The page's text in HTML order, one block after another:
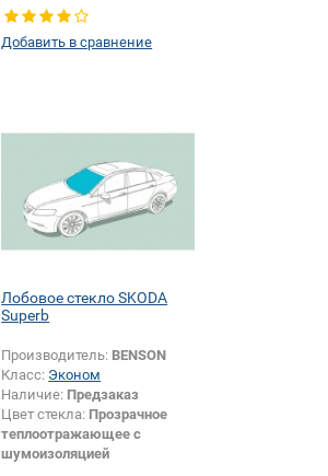
Тип кузова:Седан
Изменение датчика +
шелкографии:Да
Добавить в сравнение
Лобовое стекло SKODA
Superb
Производитель: BENSON
Класс: Эконом
Наличие: Предзаказ
Цвет стекла: Прозрачное
теплоотражающее с
шумоизоляцией